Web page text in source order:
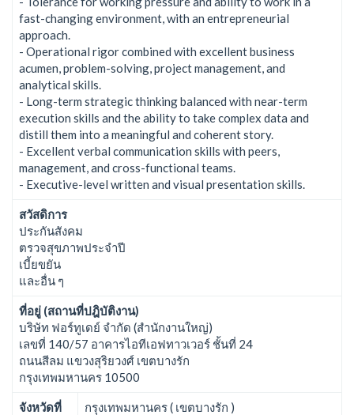
fast-changing environment, with an entrepreneurial
approach.
- Operational rigor combined with excellent business
acumen, problem-solving, project management, and
analytical skills.
- Long-term strategic thinking balanced with near-term
execution skills and the ability to take complex data and
distill them into a meaningful and coherent story.
- Excellent verbal communication skills with peers,
management, and cross-functional teams.
- Executive-level written and visual presentation skills.
สวัสดิการ
ประกันสังคม
ตรวจสุขภาพประจำปี
เบี้ยขยัน
และอื่น ๆ
ที่อยู่ (สถานที่ปฎิบัติงาน)
บริษัท ฟอร์ทูเดย์ จำกัด (สำนักงานใหญ่)
เลขที่ 140/57 อาคารไอทีเอฟทาวเวอร์ ชั้นที่ 24
ถนนสีลม แขวงสุริยวงศ์ เขตบางรัก
กรุงเทพมหานคร 10500
จังหวัดที่
กรุงเทพมหานคร ( เขตบางรัก )